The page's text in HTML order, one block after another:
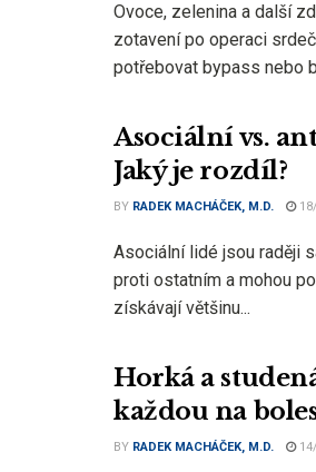
Ovoce, zelenina a další
zotavení po operaci
potřebovat bypass nebo
Asociální vs.
Jaký je rozdíl?
BY RADEK MACHÁČEK, M.D.
Asociální lidé jsou raději
proti ostatním a mohou
získávají většinu...
Horká a
každou na
BY RADEK MACHÁČEK, M.D.